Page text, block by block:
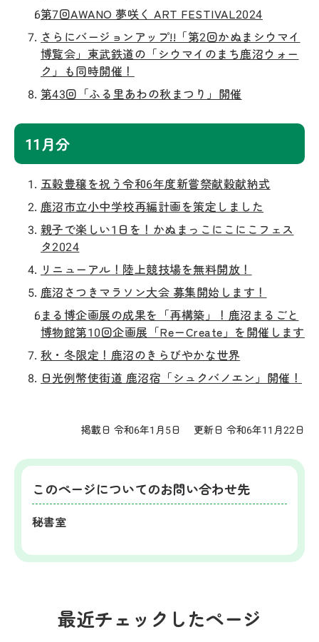
第7回AWANO 夢咲く ART FESTIVAL2024
さらにバージョンアップ!!「第2回かぬまシウマイ
博覧会」東武鉄道の「シウマイのまち鹿沼ウォー
ク」も同時開催！
第43回「ふる里あわの秋まつり」開催
11月分
五穀豊穣を祝う令和6年度新嘗祭献穀献納式
鹿沼市立小中学校再編計画を策定しました
親子で楽しい1日を！かぬまっこにこにこフェス
タ2024
リニューアル！陸上競技場を無料開放！
鹿沼さつきマラソン大会 募集開始します！
まる博企画展の成果を「再構築」！鹿沼まるごと
博物館第10回企画展「ReーCreate」を開催します
秋・冬限定！鹿沼のきらびやかな世界
日光例幣使街道 鹿沼宿「シュクバノエン」開催！
掲載日 令和6年1月5日 更新日 令和6年11月22日
このページについてのお問い合わせ先
秘書室
最近チェックしたページ